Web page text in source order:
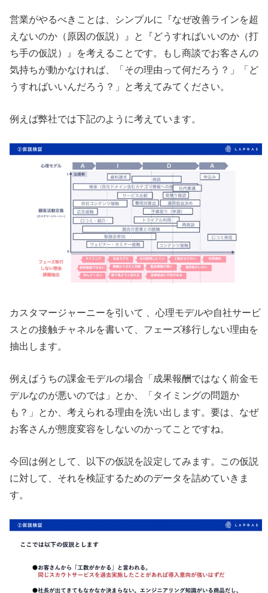
営業がやるべきことは、シンプルに『なぜ改善ラインを超
えないのか（原因の仮説）』と『どうすればいいのか（打
ち手の仮説）』を考えることです。もし商談でお客さんの
気持ちが動かなければ、「その理由って何だろう？」「ど
うすればいいんだろう？」と考えてみてください。
例えば弊社では下記のように考えています。
カスタマージャーニーを引いて 、心理モデルや自社サービ
スとの接触チャネルを書いて、フェーズ移行しない理由を
抽出します。
例えばうちの課金モデルの場合「成果報酬ではなく前金モ
デルなのが悪いのでは」とか、「タイミングの問題か
も？」とか、考えられる理由を洗い出します。要は、なぜ
お客さんが態度変容をしないのかってことですね。
今回は例として、以下の仮説を設定してみます。この仮説
に対して、それを検証するためのデータを詰めていきま
す。